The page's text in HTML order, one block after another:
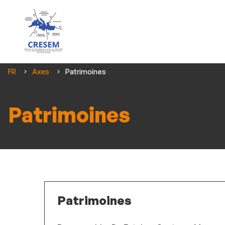
Vous
FR Axes Patrimoines
Patrimoines
Patrimoines